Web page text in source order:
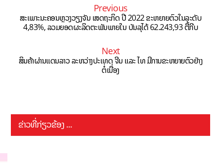
Previous
ສະເພາະນະຄອນຫຼວງວຽງຈັນ ເສດຖະກິດ ປີ 2022 ຂະຫຍາຍຕົວໃນລະດັບ
4,83%, ລວມຍອດຜະລິດຕະພັນພາຍໃນ ບັນລຸໄດ້ 62.243,93 ຕື້ກີບ
Next
ສິນຄ້າຜ່ານແດນລາວ ລະຫວ່າງປະເທດ ຈີນ ແລະ ໄທ ມີການຂະຫຍາຍຕົວຢ່າງ
ຕໍ່ເນື່ອງ
ຂ່າວທີ່ກ່ຽວຂ້ອງ ...